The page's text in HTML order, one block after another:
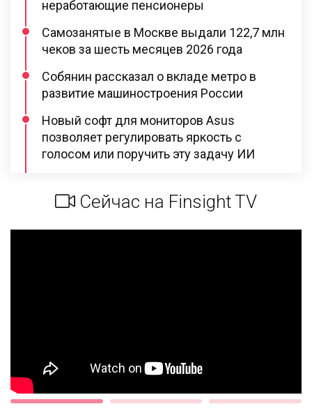
неработающие пенсионеры
Самозанятые в Москве выдали 122,7 млн
чеков за шесть месяцев 2026 года
Собянин рассказал о вкладе метро в
развитие машиностроения России
Новый софт для мониторов Asus
позволяет регулировать яркость с
голосом или поручить эту задачу ИИ
Сейчас на Finsight TV